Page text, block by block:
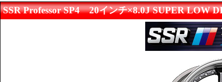
SSR Professor SP4 20インチ×8.0J SUPER LOW